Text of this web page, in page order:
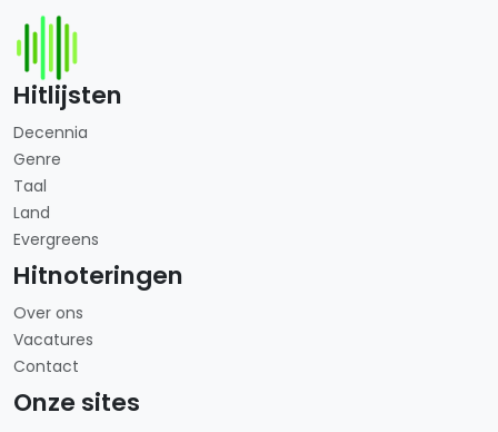
Hitlijsten
Decennia
Genre
Taal
Land
Evergreens
Hitnoteringen
Over ons
Vacatures
Contact
Onze sites